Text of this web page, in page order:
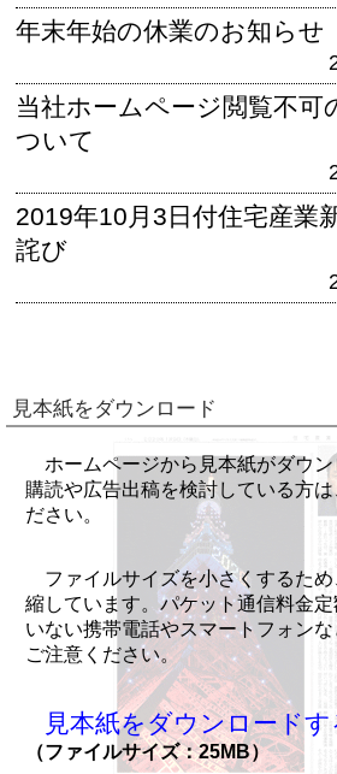
年末年始の休業のお知らせ
当社ホームページ閲覧不可
ついて
2019年10月3日付住宅産業
詫び
見本紙をダウンロード
ホームページから見本紙がダウ
購読や広告出稿を検討している方
ださい。
ファイルサイズを小さくするた
縮しています。パケット通信料金
いない携帯電話やスマートフォン
ご注意ください。
見本紙をダウンロードす
（ファイルサイズ：25MB）